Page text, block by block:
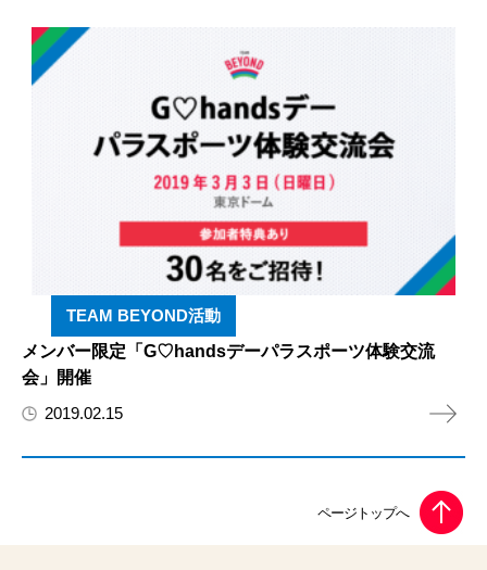
TEAM BEYOND活動
メンバー限定「G♡handsデーパラスポーツ体験交流
会」開催
2019.02.15